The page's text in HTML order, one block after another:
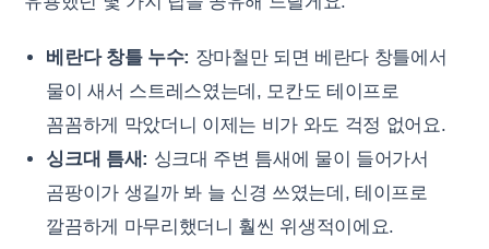
베란다 창틀 누수: 장마철만 되면 베란다 창틀에서
물이 새서 스트레스였는데, 모칸도 테이프로
꼼꼼하게 막았더니 이제는 비가 와도 걱정 없어요.
싱크대 틈새: 싱크대 주변 틈새에 물이 들어가서
곰팡이가 생길까 봐 늘 신경 쓰였는데, 테이프로
깔끔하게 마무리했더니 훨씬 위생적이에요.